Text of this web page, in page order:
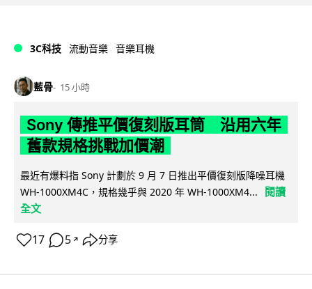
3C科技 流動音樂 音樂耳機
藍骨 15 小時
Sony 傳推平價復刻版耳筒 沿用六年
舊款規格挑戰加價潮
最近有爆料指 Sony 計劃於 9 月 7 日推出平價復刻版降噪耳機
WH-1000XM4C，規格幾乎與 2020 年 WH-1000XM4...
閱讀
全文
17 5 ↗ 分享